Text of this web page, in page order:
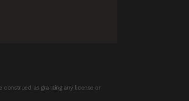
as granting any license or